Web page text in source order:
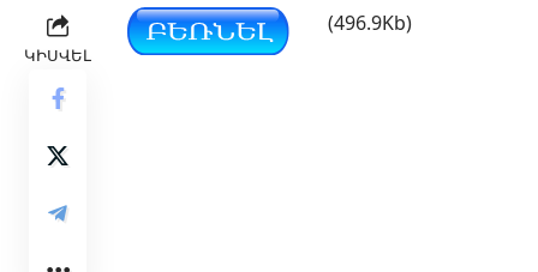
ԿԻՍՎԵԼ
(496.9Kb)